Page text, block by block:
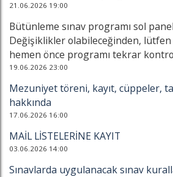
21.06.2026 19:00
Bütünleme sınav programı sol
Değişiklikler olabileceğinden, lütfen
hemen önce programı tekrar
19.06.2026 23:00
Mezuniyet töreni, kayıt, cüppeler,
hakkında
17.06.2026 16:00
MAİL LİSTELERİNE KAYIT
03.06.2026 14:00
Sınavlarda uygulanacak sınav